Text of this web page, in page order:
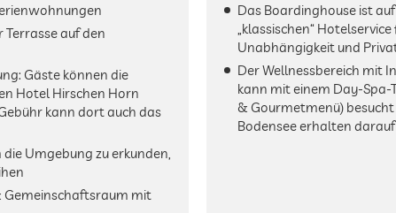
auf den
Gäste können die
Hotel Hirschen Horn
kann dort auch das
Umgebung zu erkunden,
Gemeinschaftsraum mit
Das Boardinghouse ist
„klassischen“
Unabhängigkeit und
Der Wellnessbereich mit
kann mit einem Day-Spa-
& Gourmetmenü)
Bodensee erhalten